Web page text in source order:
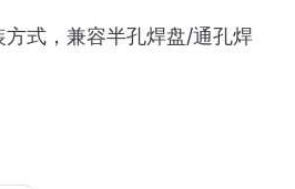
式，兼容半孔焊盘/通孔焊